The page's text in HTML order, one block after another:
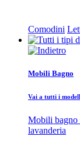
Comodini
Mobili Bagno
Vai a tutti i
Mobili bagno
lavanderia